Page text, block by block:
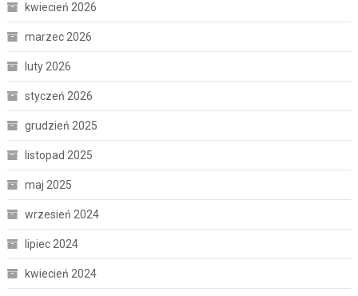
kwiecień 2026
marzec 2026
luty 2026
styczeń 2026
grudzień 2025
listopad 2025
maj 2025
wrzesień 2024
lipiec 2024
kwiecień 2024